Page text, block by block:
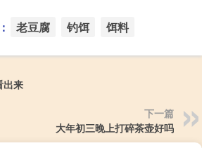
老豆腐 钓饵 饵料
出来
下一篇
大年初三晚上打碎茶壶好吗